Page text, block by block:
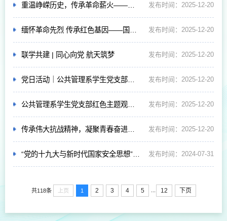
发布时间：2025-12-20
发布时间：2025-12-20
发布时间：2025-12-20
联学共建 | 同心向党 航天筑梦
发布时间：2025-12-20
发布时间：2025-12-20
发布时间：2025-12-20
发布时间：2024-07-31
共118条 上页 1 2 3 4 5 12 下页